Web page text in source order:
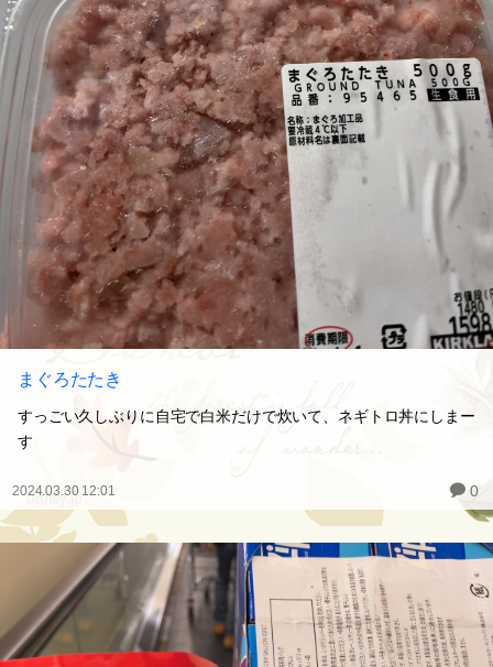
まぐろたたき
すっごい久しぶりに自宅で白米だけで炊いて、ネギトロ丼にしまー
す
2024.03.30 12:01 0